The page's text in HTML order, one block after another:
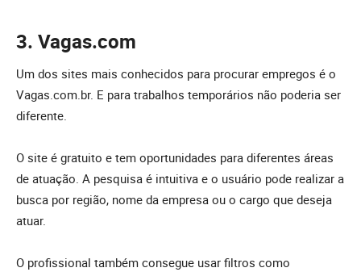
3. Vagas.com
Um dos sites mais conhecidos para procurar empregos é o
Vagas.com.br. E para trabalhos temporários não poderia ser
diferente.
O site é gratuito e tem oportunidades para diferentes áreas
de atuação. A pesquisa é intuitiva e o usuário pode realizar a
busca por região, nome da empresa ou o cargo que deseja
atuar.
O profissional também consegue usar filtros como